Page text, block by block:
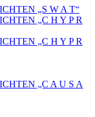
„S W A T“
„C H Y P R
„C H Y P R
„C A U S A